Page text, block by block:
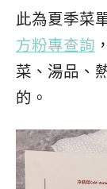
此為夏季菜
方粉專查詢
菜、湯品、
的。